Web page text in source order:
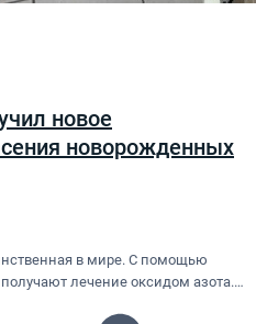
новое
новорожденных
в мире. С помощью
лечение оксидом азота.…